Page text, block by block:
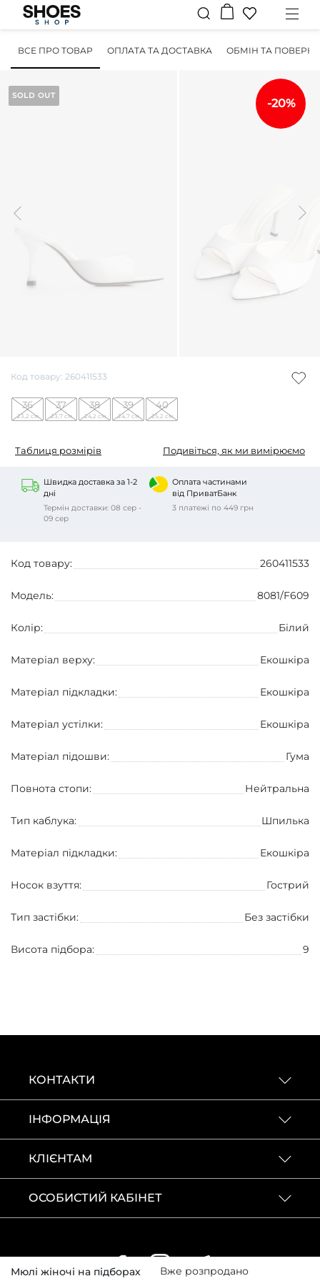
ВСЕ ПРО ТОВАР ОПЛАТА ТА ДОСТАВКА ОБМІН ТА
-20%
SOLD OUT
Код товару: 260411533
36
23,2 см
37
23,7 см
38
24,2 см
39
24,7 см
40
25,2 см
Таблиця розмірів Подивіться, як ми вимірюємо
Мюлі жіночі на підборах Вже розпродано
Швидка доставка за 1-2
дні
Термін доставки: 08 сер -
09 сер
Оплата частинами
від ПриватБанк
3 платежі по 449 грн
Код товару: 260411533
Модель: 8081/F609
Колір: Білий
Матеріал верху: Екошкіра
Матеріал підкладки: Екошкіра
Матеріал устілки: Екошкіра
Матеріал підошви: Гума
Повнота стопи: Нейтральна
Тип каблука: Шпилька
Матеріал підкладки: Екошкіра
Носок взуття: Гострий
Тип застібки: Без застібки
Висота підбора: 9
КОНТАКТИ
ІНФОРМАЦІЯ
КЛІЄНТАМ
ОСОБИСТИЙ КАБІНЕТ